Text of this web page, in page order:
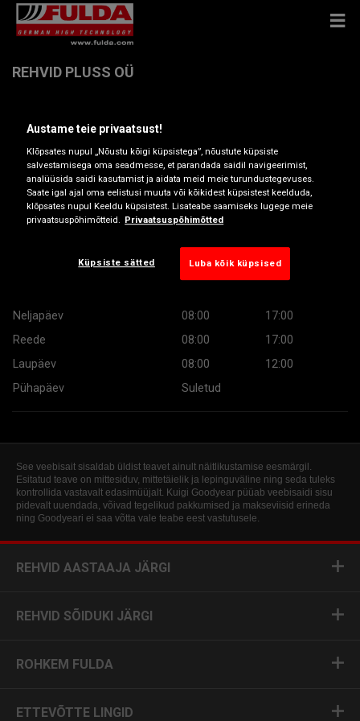
REHVID PLUSS OÜ
Lao 10-2 , 80042 PÄRNU
Hangi juhised
Lahtiolekuajad
08:00
17:00
Neljapäev
08:00
17:00
Reede
08:00
17:00
Laupäev
08:00
12:00
Pühapäev
Suletud
See veebisait sisaldab üldist teavet ainult näitlikustamise eesmärgil.
Esitatud teave on mittesiduv, mittetäielik ja lepinguväline ning seda tuleks
kontrollida vastavalt edasimüüjalt. Kuigi Goodyear püüab veebisaidi sisu
pidevalt uuendada, võivad tegelikud pakkumised ja makseviisid erineda
ning Goodyeari ei saa võtta vale teabe eest vastutusele.
REHVID AASTAAJA JÄRGI
REHVID SÕIDUKI JÄRGI
ROHKEM FULDA
ETTEVÕTTE LINGID
Austame teie privaatsust!
Klõpsates nupul „Nõustu kõigi küpsistega”, nõustute küpsiste
salvestamisega oma seadmesse, et parandada saidil navigeerimist,
analüüsida saidi kasutamist ja aidata meid meie turundustegevuses.
Saate igal ajal oma eelistusi muuta või kõikidest küpsistest keelduda,
klõpsates nupul Keeldu küpsistest. Lisateabe saamiseks lugege meie
privaatsuspõhimõtteid. Privaatsuspõhimõtted
Küpsiste sätted Luba kõik küpsised